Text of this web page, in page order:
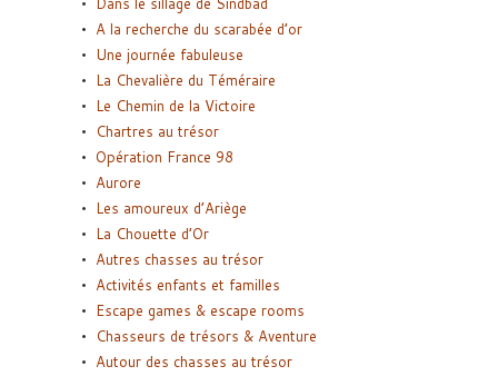
A la recherche du scarabée d’or
Une journée fabuleuse
La Chevalière du Téméraire
Le Chemin de la Victoire
Chartres au trésor
Opération France 98
Aurore
Les amoureux d’Ariège
La Chouette d’Or
Autres chasses au trésor
Activités enfants et familles
Escape games & escape rooms
Chasseurs de trésors & Aventure
Autour des chasses au trésor